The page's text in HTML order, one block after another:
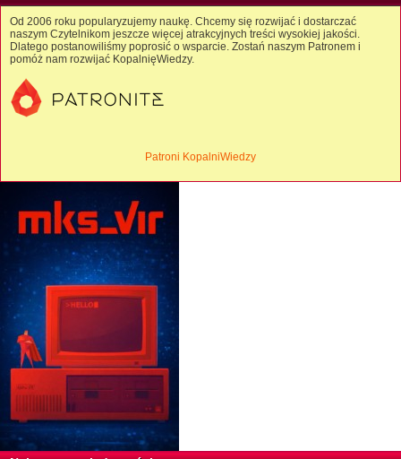
Od 2006 roku popularyzujemy naukę. Chcemy się rozwijać i dostarczać
naszym Czytelnikom jeszcze więcej atrakcyjnych treści wysokiej jakości.
Dlatego postanowiliśmy poprosić o wsparcie. Zostań naszym Patronem i
pomóż nam rozwijać KopalnięWiedzy.
Patroni KopalniWiedzy